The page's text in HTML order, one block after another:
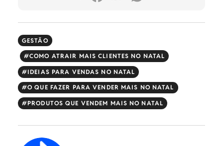
GESTÃO
COMO ATRAIR MAIS CLIENTES NO NATAL
IDEIAS PARA VENDAS NO NATAL
O QUE FAZER PARA VENDER MAIS NO NATAL
PRODUTOS QUE VENDEM MAIS NO NATAL